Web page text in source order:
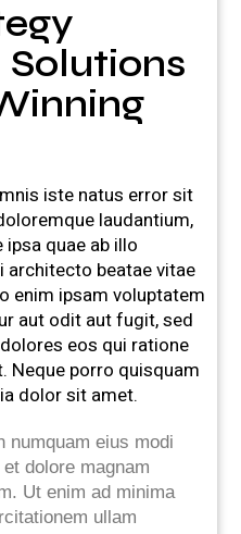
Solutions
iste natus error sit
laudantium,
quae ab illo
architecto beatae vitae
enim ipsam voluptatem
aut odit aut fugit, sed
eos qui ratione
Neque porro quisquam
dolor sit amet.
numquam eius modi
dolore magnam
Ut enim ad minima
ullam